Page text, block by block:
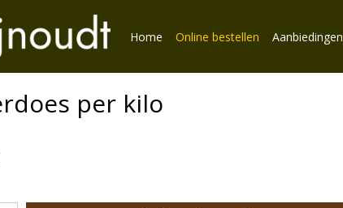
Home Online bestellen Aanbiedingen
per kilo